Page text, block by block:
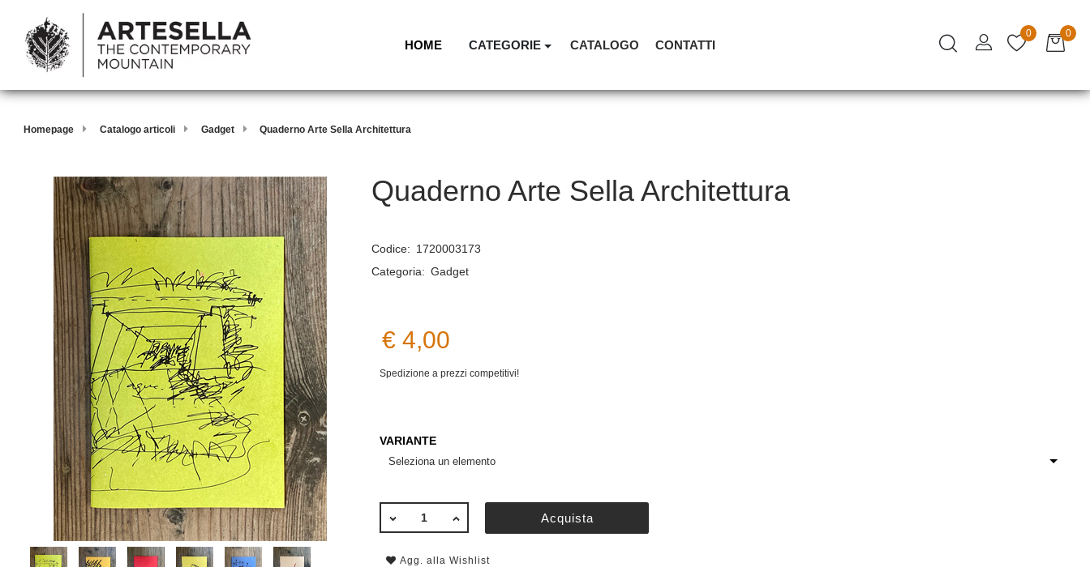
HOME CATEGORIE CATALOGO CONTATTI
0 0
Homepage Catalogo articoli Gadget Quaderno Arte Sella Architettura
Quaderno Arte Sella Architettura
Codice: 1720003173
Categoria: Gadget
€ 4,00
Spedizione a prezzi competitivi!
VARIANTE
Seleziona un elemento
Acquista
Agg. alla Wishlist